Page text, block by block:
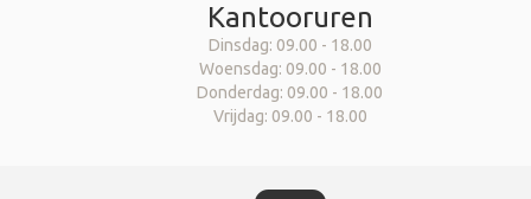
Kantooruren
Dinsdag: 09.00 - 18.00
Woensdag: 09.00 - 18.00
Donderdag: 09.00 - 18.00
Vrijdag: 09.00 - 18.00